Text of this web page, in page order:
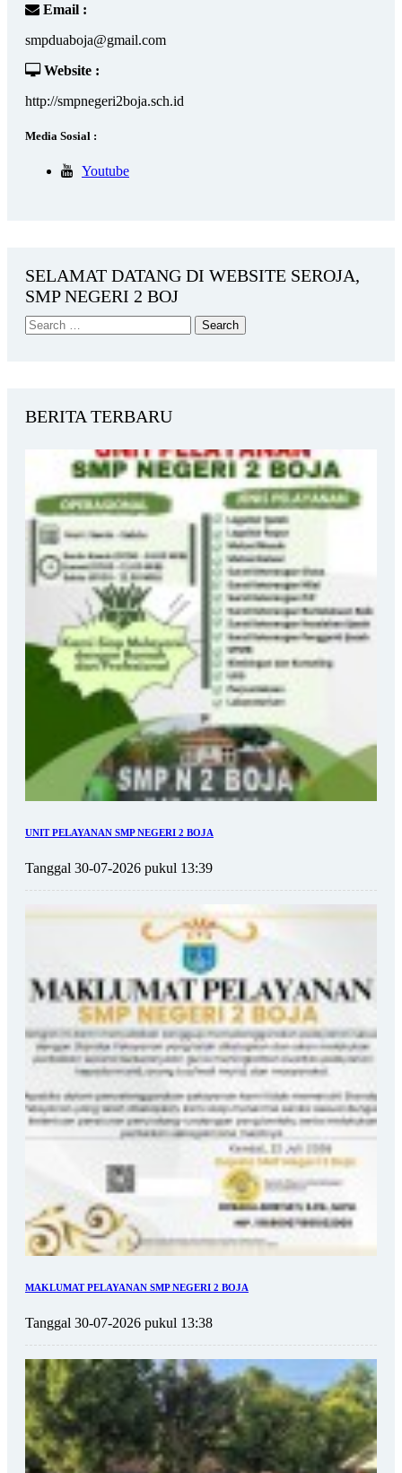
Email :
smpduaboja@gmail.com
Website :
http://smpnegeri2boja.sch.id
Media Sosial :
Youtube
SELAMAT DATANG DI WEBSITE SEROJA,
SMP NEGERI 2 BOJ
BERITA TERBARU
UNIT PELAYANAN SMP NEGERI 2 BOJA
Tanggal 30-07-2026 pukul 13:39
MAKLUMAT PELAYANAN SMP NEGERI 2 BOJA
Tanggal 30-07-2026 pukul 13:38